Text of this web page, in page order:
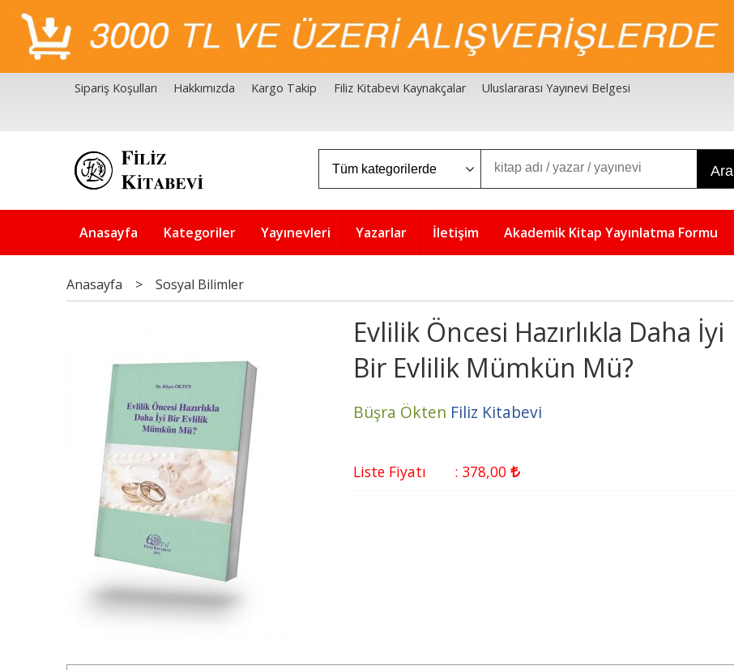
Sipariş Koşulları Hakkımızda Kargo Takip Filiz Kitabevi Kaynakçalar Uluslararası Yayınevi Belgesi
Ara
Anasayfa Kategoriler Yayınevleri Yazarlar İletişim Akademik Kitap Yayınlatma Formu
Anasayfa > Sosyal Bilimler
Evlilik Öncesi Hazırlıkla Daha İyi
Bir Evlilik Mümkün Mü?
Büşra Ökten Filiz Kitabevi
Liste Fiyatı : 378,00